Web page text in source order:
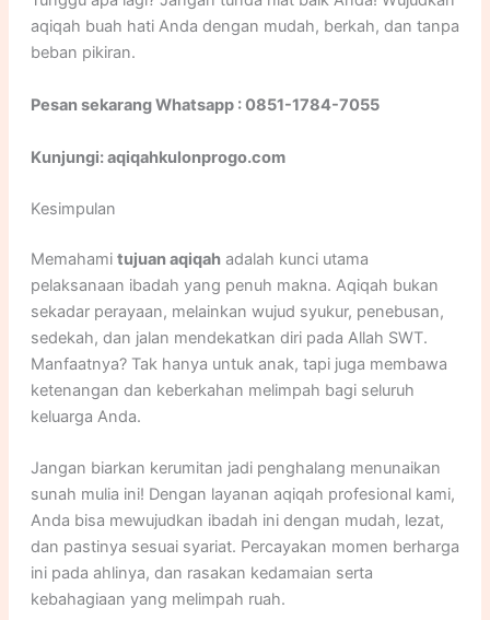
aqiqah buah hati Anda dengan mudah, berkah, dan tanpa
beban pikiran.
Pesan sekarang Whatsapp : 0851-1784-7055
Kunjungi: aqiqahkulonprogo.com
Kesimpulan
Memahami tujuan aqiqahadalah kunci utama
pelaksanaan ibadah yang penuh makna. Aqiqah bukan
sekadar perayaan, melainkan wujud syukur, penebusan,
sedekah, dan jalan mendekatkan diri pada Allah SWT.
Manfaatnya? Tak hanya untuk anak, tapi juga membawa
ketenangan dan keberkahan melimpah bagi seluruh
keluarga Anda.
Jangan biarkan kerumitan jadi penghalang menunaikan
sunah mulia ini! Dengan layanan aqiqah profesional kami,
Anda bisa mewujudkan ibadah ini dengan mudah, lezat,
dan pastinya sesuai syariat. Percayakan momen berharga
ini pada ahlinya, dan rasakan kedamaian serta
kebahagiaan yang melimpah ruah.